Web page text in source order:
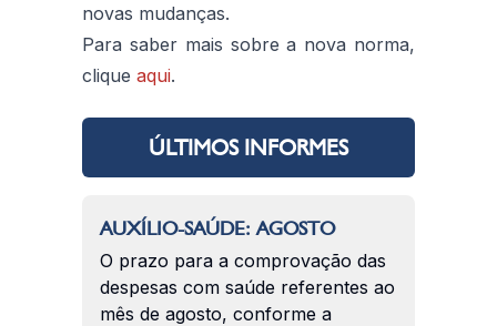
novas mudanças.
Para saber mais sobre a nova norma,
clique aqui.
ÚLTIMOS INFORMES
AUXÍLIO-SAÚDE: AGOSTO
O prazo para a comprovação das
despesas com saúde referentes ao
mês de agosto, conforme a